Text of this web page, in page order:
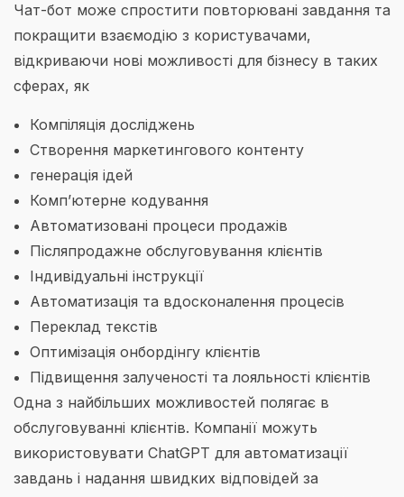
Чат-бот може спростити повторювані завдання та
покращити взаємодію з користувачами,
відкриваючи нові можливості для бізнесу в таких
сферах, як
Компіляція досліджень
Створення маркетингового контенту
генерація ідей
Комп’ютерне кодування
Автоматизовані процеси продажів
Післяпродажне обслуговування клієнтів
Індивідуальні інструкції
Автоматизація та вдосконалення процесів
Переклад текстів
Оптимізація онбордінгу клієнтів
Підвищення залученості та лояльності клієнтів
Одна з найбільших можливостей полягає в
обслуговуванні клієнтів. Компанії можуть
використовувати ChatGPT для автоматизації
завдань і надання швидких відповідей за